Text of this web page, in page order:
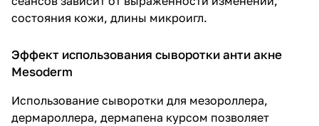
состояния кожи, длины микроигл.
Эффект использования сыворотки анти акне
Mesoderm
Использование сыворотки для мезороллера,
дермароллера, дермапена курсом позволяет